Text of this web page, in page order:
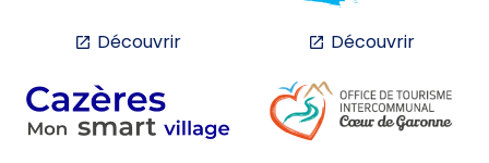
Découvrir Découvrir